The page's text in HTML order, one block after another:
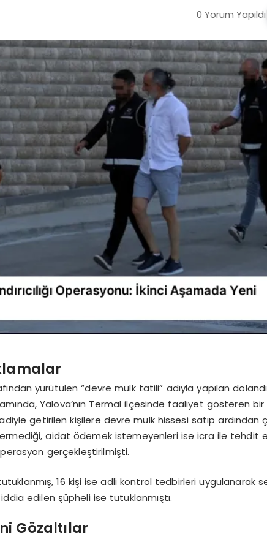
0 Yorum Yapıldı
yürütülen “devre mülk tatili” adıyla yapılan
Yalova’nın Termal ilçesinde faaliyet gösteren
getirilen kişilere devre mülk hissesi satıp ardından
aidat ödemek istemeyenleri ise icra ile tehdit
gerçekleştirilmişti.
16 kişi ise adli kontrol tedbirleri uygulanarak
iddia edilen şüpheli ise tutuklanmıştı.
Gözaltılar